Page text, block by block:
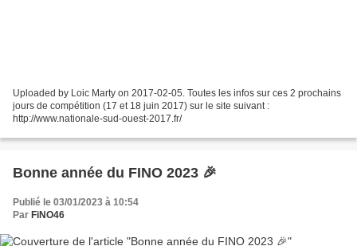
Uploaded by Loic Marty on 2017-02-05. Toutes les infos sur ces 2 prochains
jours de compétition (17 et 18 juin 2017) sur le site suivant :
http://www.nationale-sud-ouest-2017.fr/
Bonne année du FINO 2023 🎉
Publié le 03/01/2023 à 10:54
Par FiNO46